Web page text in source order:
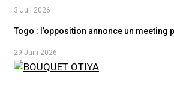
3 Juil 2026
Togo : l’opposition annonce un meeting
29 Juin 2026